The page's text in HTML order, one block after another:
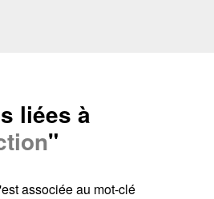
liées à
"
associée au mot-clé